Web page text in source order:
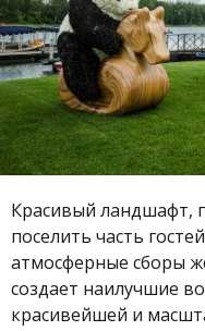
Красивый ландшафт,
поселить часть
атмосферные сборы
создает наилучшие
красивейшей и